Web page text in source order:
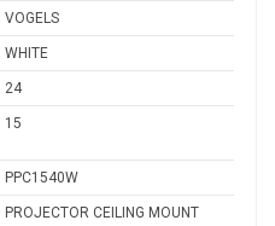
VOGELS
WHITE
24
15
PPC1540W
PROJECTOR CEILING MOUNT